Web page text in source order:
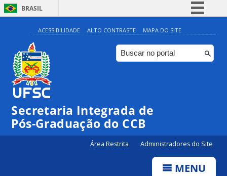
BRASIL
Simplifique!
Comunica BR
Participe
Canais
ACESSIBILIDADE ALTO CONTRASTE MAPA DO SITE
Secretaria Integrada de
Pós-Graduação do CCB
Área Restrita Administradores do Site
MENU